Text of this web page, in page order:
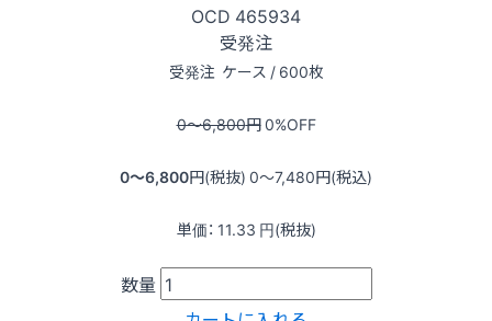
OCD 465934
受発注
受発注 ケース / 600枚
0〜6,800円0%OFF
0〜6,800円(税抜) 0〜7,480円(税込)
単価： 11.33 円(税抜)
数量